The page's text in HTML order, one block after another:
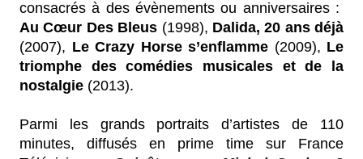
consacrés à des évènements ou anniversaires :
Au Cœur Des Bleus (199​8), Dalida, 20 ans déjà
(2007), Le Crazy Horse s’enflamme (2009), Le
triomphe des comédies musicales et de la
nostalgie (2013).
Parmi les grands portraits d’artistes de 110
minutes, diffusés en prime time sur France